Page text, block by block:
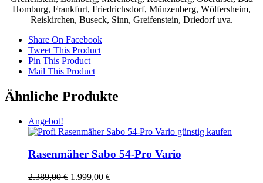
Homburg, Frankfurt, Friedrichsdorf, Münzenberg, Wölfersheim,
Reiskirchen, Buseck, Sinn, Greifenstein, Driedorf uva.
Share On Facebook
Tweet This Product
Pin This Product
Mail This Product
Ähnliche Produkte
Angebot!
Rasenmäher Sabo 54-Pro Vario
2.389,00€ 1.999,00 €